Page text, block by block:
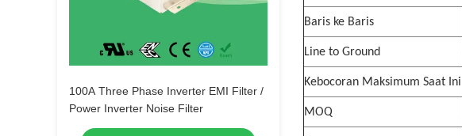
100A Three Phase Inverter EMI Filter /
Power Inverter Noise Filter
Baris ke Baris
Line to Ground
Kebocoran Maksimum Saat Ini
MOQ